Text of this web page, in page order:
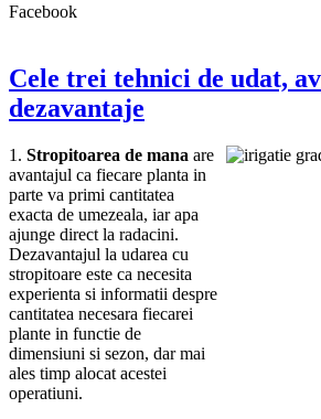
Facebook
Cele trei tehnici de udat,
dezavantaje
1. Stropitoarea de mana are
avantajul ca fiecare planta in
parte va primi cantitatea
exacta de umezeala, iar apa
ajunge direct la radacini.
Dezavantajul la udarea cu
stropitoare este ca necesita
experienta si informatii despre
cantitatea necesara fiecarei
plante in functie de
dimensiuni si sezon, dar mai
ales timp alocat acestei
operatiuni.